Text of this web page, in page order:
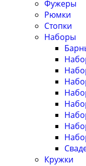
Фужеры
Рюмки
Стопки
Наборы
Кружки